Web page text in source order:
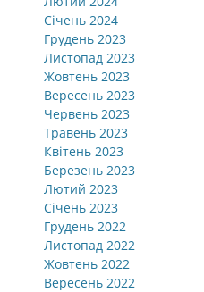
Січень 2024
Грудень 2023
Листопад 2023
Жовтень 2023
Вересень 2023
Червень 2023
Травень 2023
Квітень 2023
Березень 2023
Лютий 2023
Січень 2023
Грудень 2022
Листопад 2022
Жовтень 2022
Вересень 2022